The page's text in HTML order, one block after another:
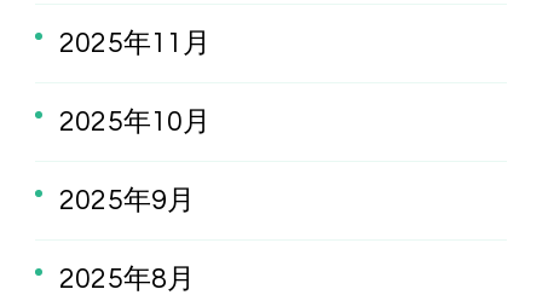
2025年11月
2025年10月
2025年9月
2025年8月